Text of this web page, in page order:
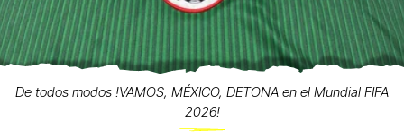
De todos modos !VAMOS, MÉXICO, DETONA en el Mundial FIFA
2026!